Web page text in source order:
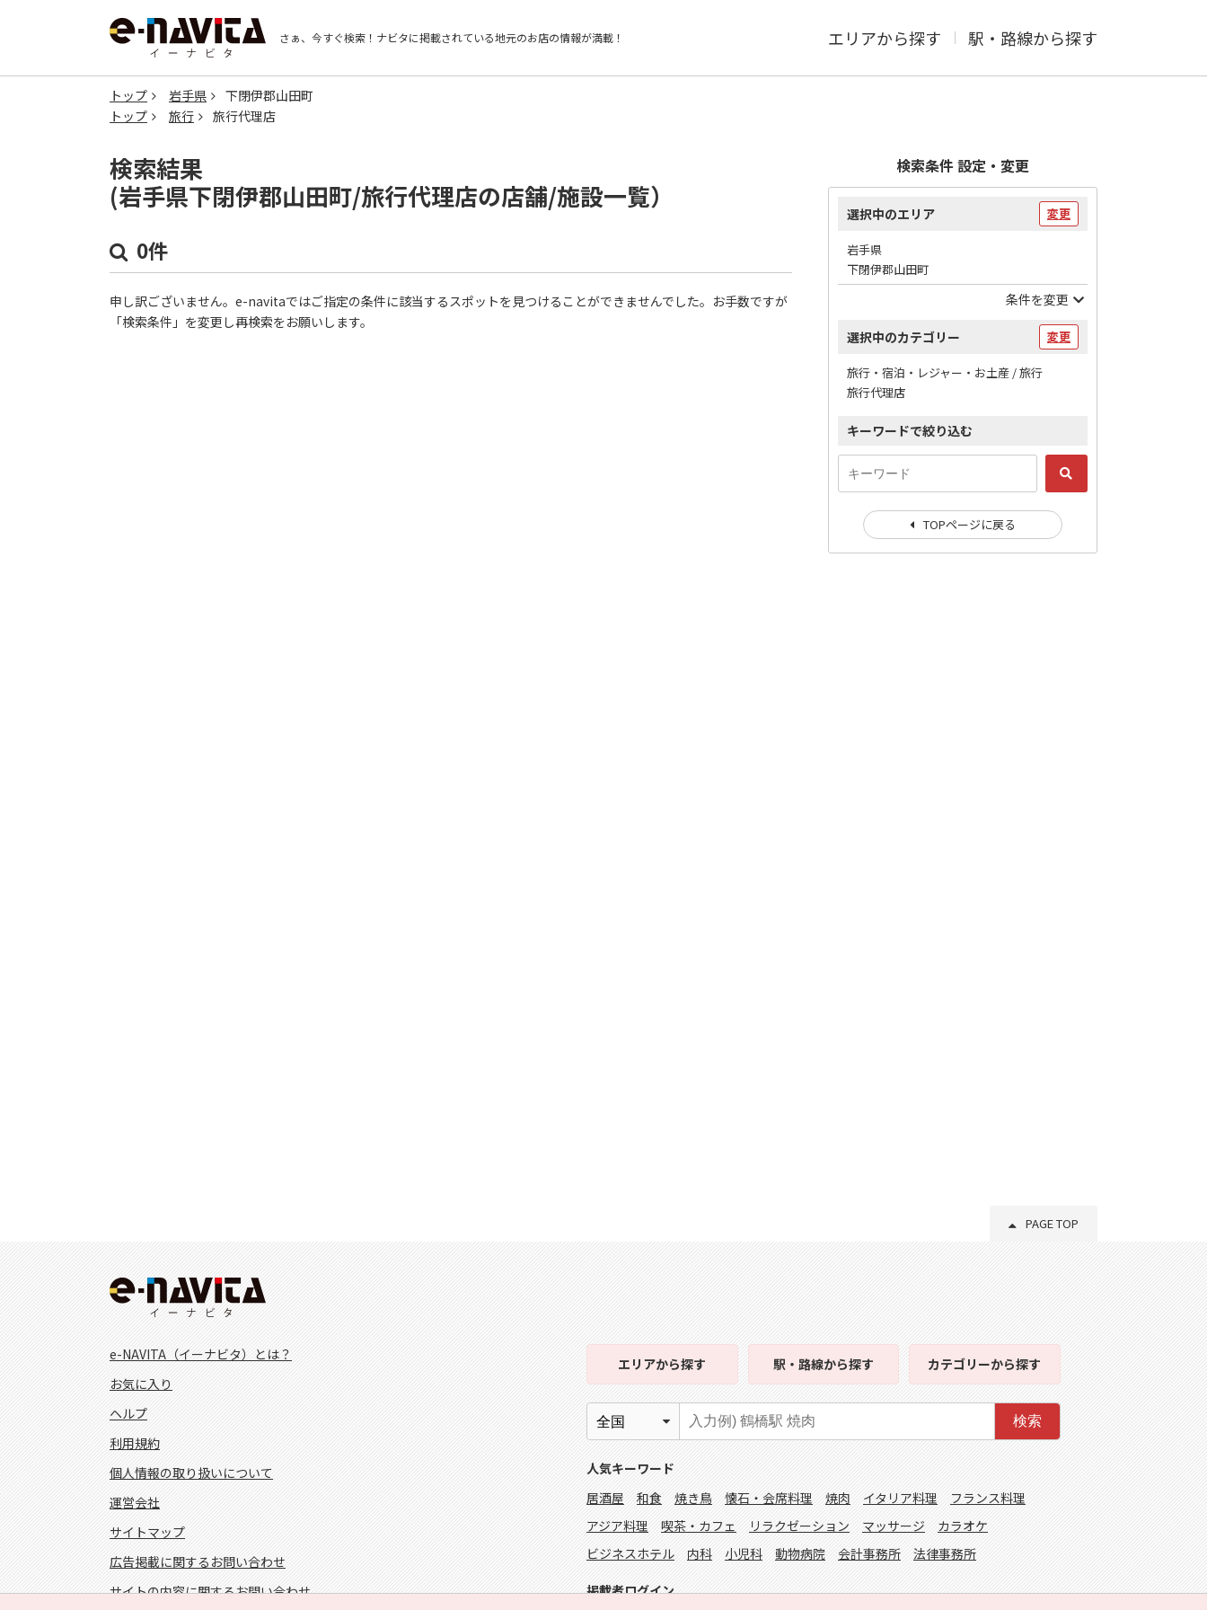
さぁ、今すぐ検索！ ナビタに掲載されている地元のお店の情報が満載！ エリアから探す 駅・路線から探す
トップ 岩手県
下閉伊郡山田町
トップ
旅行 旅行代理店
検索結果
(岩手県下閉伊郡山田町/旅行代理店の店舗/施設一覧）
0件
申し訳ございません。e-navitaではご指定の条件に該当するスポットを見つけることができませんでした。お手数ですが
「検索条件」を変更し再検索をお願いします。
検索条件 設定・変更
選択中のエリア 変更
岩手県
下閉伊郡山田町
条件を変更
選択中のカテゴリー 変更
旅行・宿泊・レジャー・お土産 / 旅行
旅行代理店
キーワードで絞り込む
TOPページに戻る
PAGE TOP
e-NAVITA（イーナビタ）とは？
お気に入り
ヘルプ
利用規約
個人情報の取り扱いについて
運営会社
サイトマップ
広告掲載に関するお問い合わせ
サイトの内容に関するお問い合わせ
エリアから探す 駅・路線から探す カテゴリーから探す
検索
人気キーワード
居酒屋
和食 焼き鳥 懐石・会席料理 焼肉 イタリア料理
フランス料理
アジア料理
喫茶・カフェ リラクゼーション マッサージ
カラオケ
ビジネスホテル
内科 小児科 動物病院 会計事務所 法律事務所
掲載者ログイン